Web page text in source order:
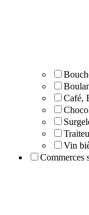
Café,
Vin
Commerces